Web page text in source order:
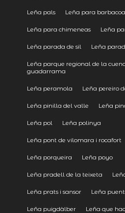
Leña pals Leña para
Leña para chimeneas Leña
Leña parada de sil Leña
Leña parque regional de la
guadarrama
Leña peramola Leña pereiro
Leña pinilla del valle Leña
Leña pol Leña polinya
Leña pont de vilomara i rocafort
Leña porqueira Leña poyo
Leña pradell de la teixeta
Leña prats i sansor Leña
Leña puigdàlber Leña que